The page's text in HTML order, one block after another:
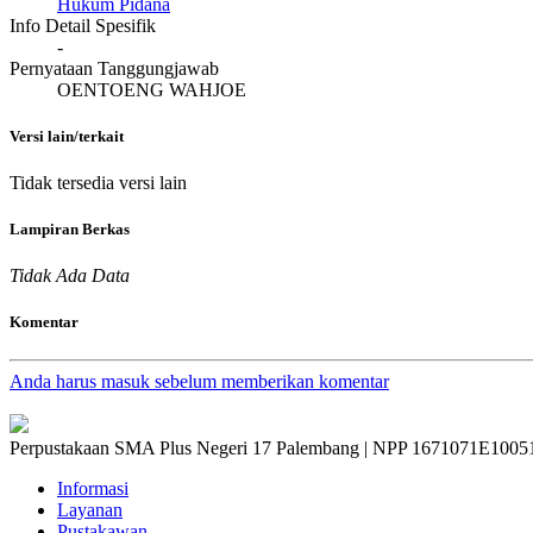
Info Detail Spesifik
-
Pernyataan Tanggungjawab
OENTOENG WAHJOE
Versi lain/terkait
Tidak tersedia versi lain
Lampiran Berkas
Tidak Ada Data
Komentar
Anda harus masuk sebelum memberikan komentar
Perpustakaan SMA Plus Negeri 17 Palembang | NPP
Informasi
Layanan